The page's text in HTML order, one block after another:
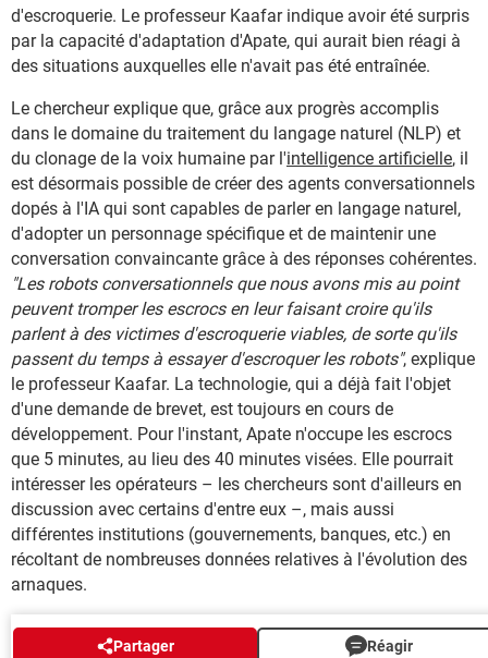
d'escroquerie. Le professeur Kaafar indique avoir été surpris
par la capacité d'adaptation d'Apate, qui aurait bien réagi à
des situations auxquelles elle n'avait pas été entraînée.
Le chercheur explique que, grâce aux progrès accomplis
dans le domaine du traitement du langage naturel (NLP) et
du clonage de la voix humaine par l'intelligence artificielle, il
est désormais possible de créer des agents conversationnels
dopés à l'IA qui sont capables de parler en langage naturel,
d'adopter un personnage spécifique et de maintenir une
conversation convaincante grâce à des réponses cohérentes.
"Les robots conversationnels que nous avons mis au point
peuvent tromper les escrocs en leur faisant croire qu'ils
parlent à des victimes d'escroquerie viables, de sorte qu'ils
passent du temps à essayer d'escroquer les robots", explique
le professeur Kaafar. La technologie, qui a déjà fait l'objet
d'une demande de brevet, est toujours en cours de
développement. Pour l'instant, Apate n'occupe les escrocs
que 5 minutes, au lieu des 40 minutes visées. Elle pourrait
intéresser les opérateurs – les chercheurs sont d'ailleurs en
discussion avec certains d'entre eux –, mais aussi
différentes institutions (gouvernements, banques, etc.) en
récoltant de nombreuses données relatives à l'évolution des
arnaques.
Partager Réagir
AUTOUR DU MÊME SUJET